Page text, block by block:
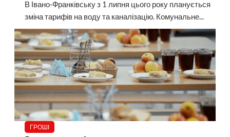
В Івано-Франківську з 1 липня цього року планується
зміна тарифів на воду та каналізацію. Комунальне...
ГРОШІ